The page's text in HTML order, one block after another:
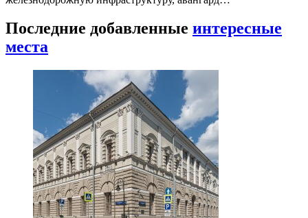
Последние добавленные интересные
места